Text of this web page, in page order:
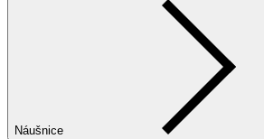
Náušnice